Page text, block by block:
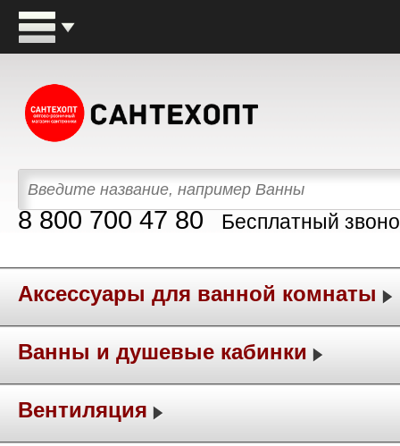
8 800 700 47 80 Бесплатный
Аксессуары для ванной комнаты
Ванны и душевые кабинки
Вентиляция